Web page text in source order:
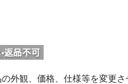
外観、価格、仕様等を変更